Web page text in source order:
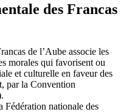
des Francas
de l’Aube associe les
morales qui favorisent ou
et culturelle en faveur des
par la Convention
Fédération nationale des